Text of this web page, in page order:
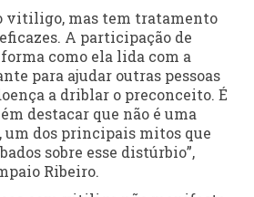
vitiligo, mas tem tratamento
A participação de
como ela lida com a
para ajudar outras pessoas
a driblar o preconceito. É
destacar que não é uma
um dos principais mitos que
sobre esse distúrbio”,
Ribeiro.